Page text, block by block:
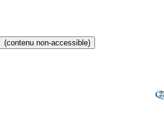
(contenu non-accessible)